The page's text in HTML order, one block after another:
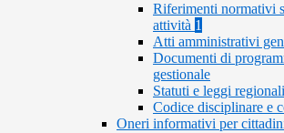
Riferimenti normativi
attività 1
Atti amministrativi
Documenti di
gestionale
Statuti e leggi regionali
Codice disciplinare e
Oneri informativi per